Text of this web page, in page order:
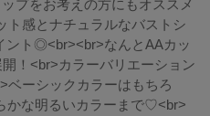
プをお考えの方にもオススメ
ト感とナチュラルなバストシ
ント◎<br><br>なんとAAカッ
！<br>カラーバリエーション
ベーシックカラーはもちろ
かな明るいカラーまで♡<br>